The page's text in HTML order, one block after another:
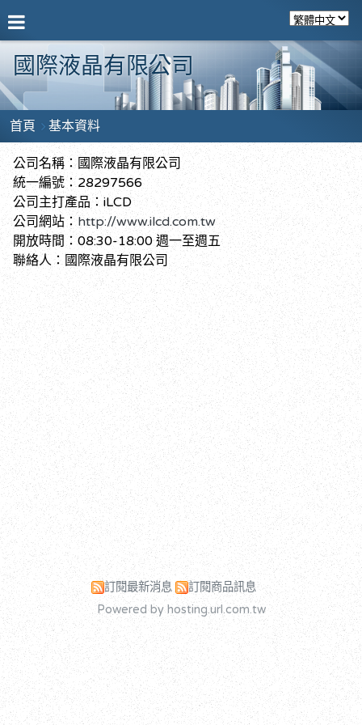
國際液晶有限公司
首頁 基本資料
公司名稱：國際液晶有限公司
統一編號：28297566
公司主打產品：iLCD
公司網站： http://www.ilcd.com.tw
開放時間：08:30-18:00 週一至週五
聯絡人：國際液晶有限公司
訂閱最新消息
訂閱商品訊息
Powered by hosting.url.com.tw